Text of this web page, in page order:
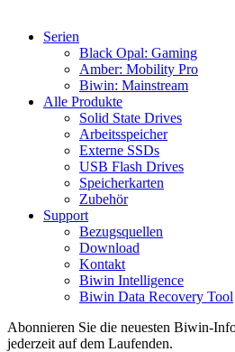
Serien
Black Opal: Gaming
Amber: Mobility Pro
Biwin: Mainstream
Alle Produkte
Solid State Drives
Arbeitsspeicher
Externe SSDs
USB Flash Drives
Speicherkarten
Zubehör
Support
Bezugsquellen
Download
Kontakt
Biwin Intelligence
Biwin Data Recovery Tool
Abonnieren Sie die neuesten Biwin-
jederzeit auf dem Laufenden.